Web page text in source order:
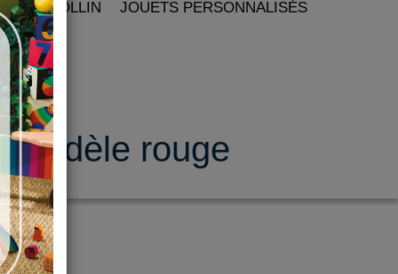
PETITCOLLIN JOUETS PERSONNALISÉS
modèle rouge